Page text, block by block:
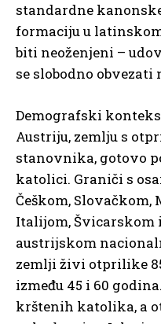
standardne
formaciju u
biti neoženjeni –
se slobodno
Demografski
Austriju, zemlju s
stanovnika, gotovo
katolici. Graniči s
Češkom, Slovačkom,
Italijom, Švicarskom
austrijskom
zemlji živi otprilike
između 45 i 60
krštenih katolika, a